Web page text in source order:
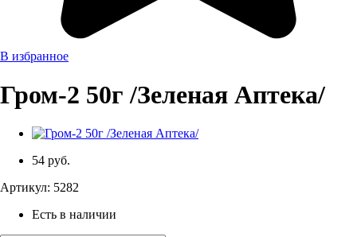
В избранное
Гром-2 50г /Зеленая Аптека/
54 руб.
Артикул: 5282
Есть в наличии